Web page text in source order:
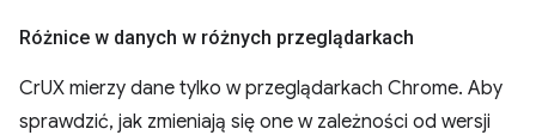
Różnice w danych w różnych przeglądarkach
CrUX mierzy dane tylko w przeglądarkach Chrome. Aby
sprawdzić, jak zmieniają się one w zależności od wersji